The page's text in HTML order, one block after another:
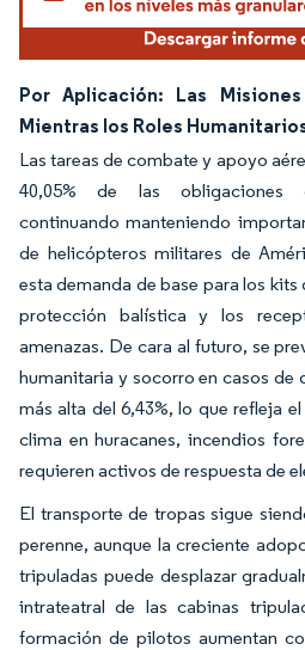
Por Aplicación: Las
Mientras los Roles
Las tareas de combate y apoyo
40,05% de las obligaciones
continuando manteniendo
de helicópteros militares de
esta demanda de base para los
protección balística y los
amenazas. De cara al futuro, se
humanitaria y socorro en casos de
más alta del 6,43%, lo que refleja
clima en huracanes, incendios
requieren activos de respuesta de
El transporte de tropas sigue
perenne, aunque la creciente
tripuladas puede desplazar
intrateatral de las cabinas
formación de pilotos aumentan